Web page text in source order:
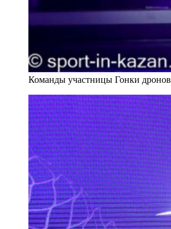
Команды участницы Гонки дронов